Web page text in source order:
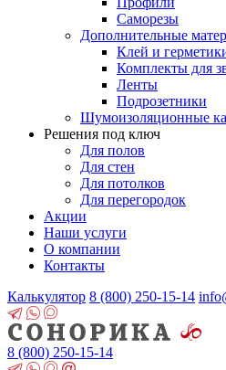
Саморезы
Дополнительные
Клей и
Комплекты для
Ленты
Подрозетники
Шумоизоляционные
Решения под ключ
Для полов
Для стен
Для потолков
Для перегородок
Акции
Наши услуги
О компании
Контакты
Калькулятор 8 (800) 250-15-14
8 (800) 250-15-14